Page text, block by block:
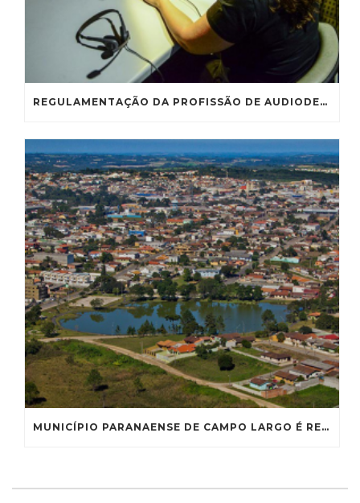
REGULAMENTAÇÃO DA PROFISSÃO DE AUDIODESCRITOR VAI À CE
MUNICÍPIO PARANAENSE DE CAMPO LARGO É RECONHECIDO COMO CAPITAL NACIONAL DA LOUÇA